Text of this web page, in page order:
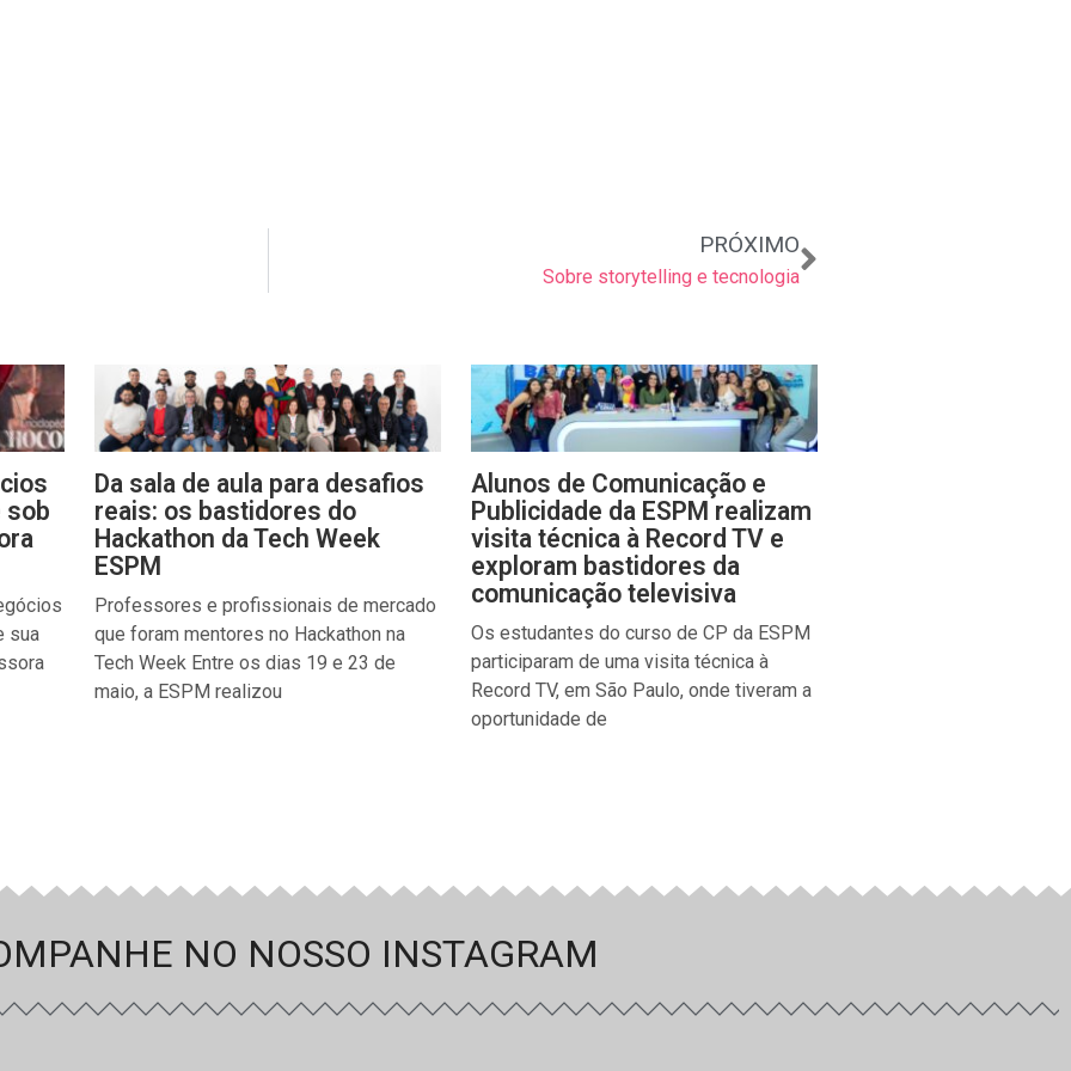
PRÓXIMO
Sobre storytelling e tecnologia
Próximo
sob
sua
Da sala de aula para desafios
reais: os bastidores do
Hackathon da Tech Week
ESPM
Professores e profissionais de mercado
que foram mentores no Hackathon na
Tech Week Entre os dias 19 e 23 de
maio, a ESPM realizou
Alunos de Comunicação e
Publicidade da ESPM realizam
visita técnica à Record TV e
exploram bastidores da
comunicação televisiva
Os estudantes do curso de CP da ESPM
participaram de uma visita técnica à
Record TV, em São Paulo, onde tiveram a
oportunidade de
NO NOSSO INSTAGRAM